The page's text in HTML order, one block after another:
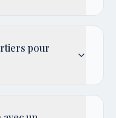
pour